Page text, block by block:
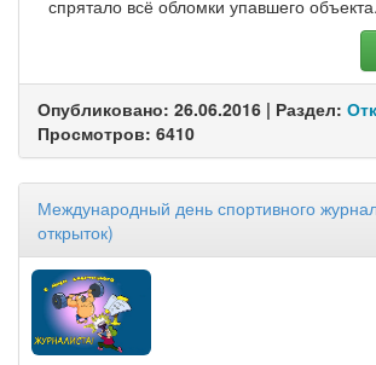
спрятало всё обломки упавшего объекта.
Опубликовано: 26.06.2016 | Раздел:
Просмотров: 6410
Международный день спортивного
открыток)